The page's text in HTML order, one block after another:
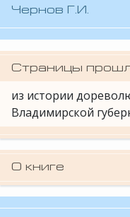
Чернов Г.И.
Страницы
из истории
Владимирской
О книге
Содержит историю
школьного